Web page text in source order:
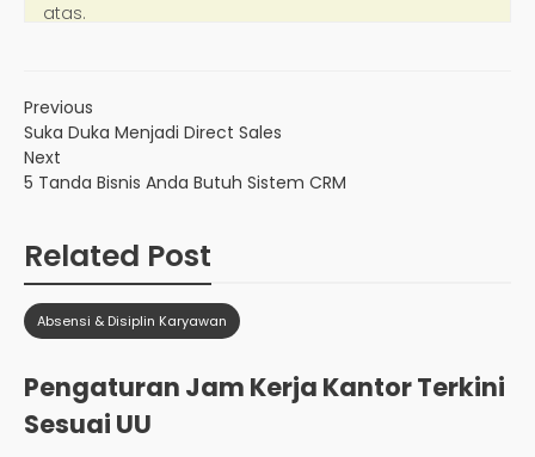
Previous
Suka Duka Menjadi Direct Sales
Next
5 Tanda Bisnis Anda Butuh Sistem CRM
Related Post
Absensi & Disiplin Karyawan
Pengaturan Jam Kerja Kantor Terkini
Sesuai UU